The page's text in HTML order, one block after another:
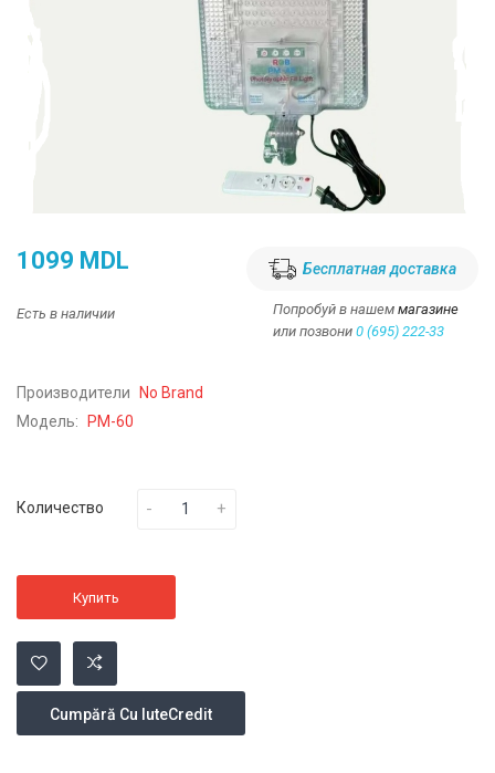
1099 MDL Бесплатная доставка
Есть в наличии Попробуй в нашем магазине
или позвони 0 (695) 222-33
Производители No Brand
Модель: PM-60
Количество
Купить
Cumpără Cu IuteCredit